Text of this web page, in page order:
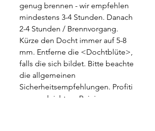
genug brennen - wir empfehlen
mindestens 3-4 Stunden. Danach
2-4 Stunden / Brennvorgang.
Kürze den Docht immer auf 5-8
mm. Entferne die <Dochtblüte>,
falls die sich bildet. Bitte beachte
die allgemeinen
Sicherheitsempfehlungen. Profiti
ere von leichtem Reinigung